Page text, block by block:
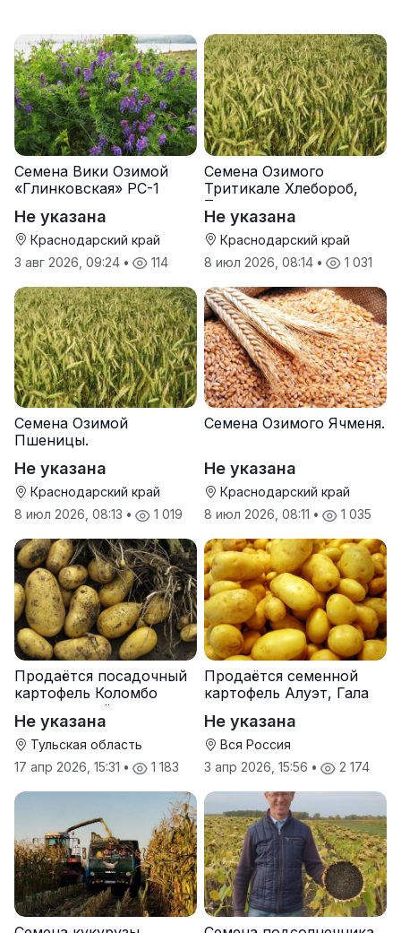
Семена Вики Озимой
«Глинковская» РС-1
Не указана
Краснодарский край
3 авг 2026, 09:24 • 114
Семена Озимого
Тритикале Хлебороб,
Тихон
Не указана
Краснодарский край
8 июл 2026, 08:14 • 1 031
Семена Озимой
Пшеницы.
Не указана
Краснодарский край
8 июл 2026, 08:13 • 1 019
Семена Озимого Ячменя.
Не указана
Краснодарский край
8 июл 2026, 08:11 • 1 035
Продаётся посадочный
картофель Коломбо
оптом от трёх тонн
Не указана
Тульская область
17 апр 2026, 15:31 • 1 183
Продаётся семенной
картофель Алуэт, Гала
Не указана
Вся Россия
3 апр 2026, 15:56 • 2 174